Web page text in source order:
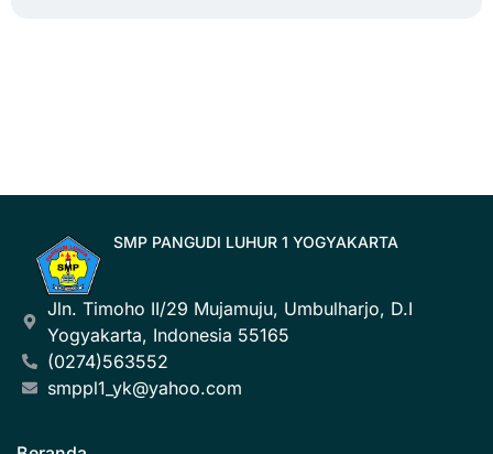
SMP PANGUDI LUHUR 1 YOGYAKARTA
Jln. Timoho II/29 Mujamuju, Umbulharjo, D.I
Yogyakarta, Indonesia 55165
(0274)563552
smppl1_yk@yahoo.com